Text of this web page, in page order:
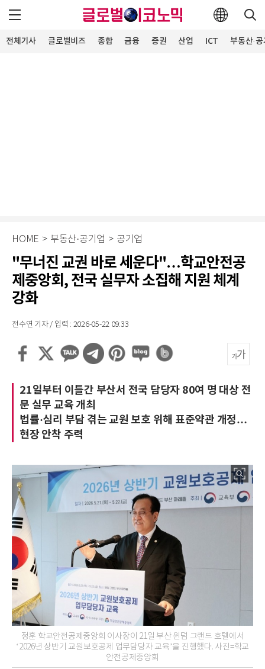
전체기사 글로벌비즈 종합 금융 증권 산업 ICT 부동산·
HOME > 부동산·공기업 > 공기업
"무너진 교권 바로 세운다"…학교안전공
제중앙회, 전국 실무자 소집해 지원 체계
강화
전수연 기자 / 입력 : 2026-05-22 09:33
21일부터 이틀간 부산서 전국 담당자 80여 명 대상 전
문 실무 교육 개최
법률·심리 부담 겪는 교원 보호 위해 표준약관 개정…
현장 안착 주력
정훈 학교안전공제중앙회 이사장이 21일 부산 윈덤 그랜드 호텔에서
‘2026년 상반기 교원보호공제 업무담당자 교육’을 진행했다. 사진=학교
안전공제중앙회